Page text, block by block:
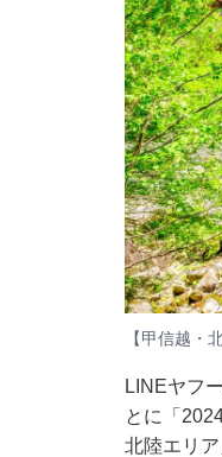
【甲信越・
LINEヤフ
とに「
北陸エリ